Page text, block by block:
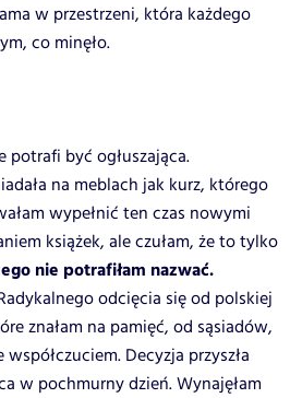
w przestrzeni, która każdego
co minęło.
potrafi być ogłuszająca.
na meblach jak kurz, którego
wypełnić ten czas nowymi
książek, ale czułam, że to tylko
nie potrafiłam nazwać.
odcięcia się od polskiej
znałam na pamięć, od sąsiadów,
Decyzja przyszła
w pochmurny dzień. Wynajęłam